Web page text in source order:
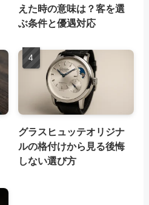
えた時の意味は？客を選
ぶ条件と優遇対応
グラスヒュッテオリジナ
ルの格付けから見る後悔
しない選び方